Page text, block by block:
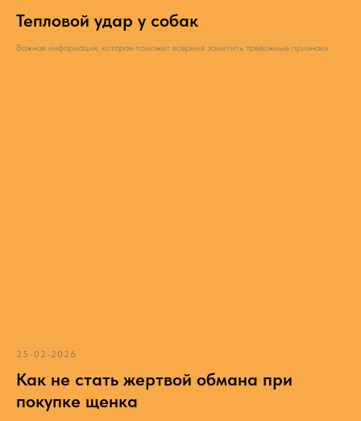
Тепловой удар у собак
Важная информация, которая поможет вовремя заметить тревожные признаки
25-02-2026
Как не стать жертвой обмана при
покупке щенка